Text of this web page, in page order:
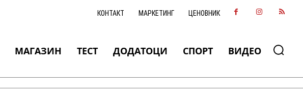
КОНТАКТ МАРКЕТИНГ ЦЕНОВНИК
МАГАЗИН ТЕСТ ДОДАТОЦИ СПОРТ ВИДЕО